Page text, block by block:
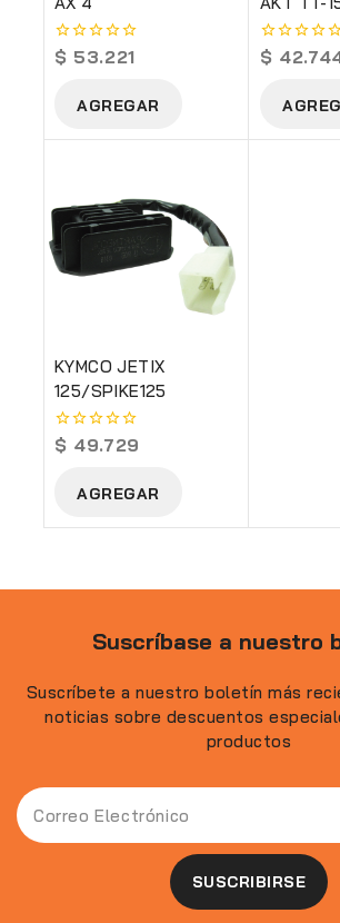
0
out
$ 53.221
AGREGAR
0
out
$
KYMCO JETIX
125/SPIKE125
0
out
$ 49.729
AGREGAR
Suscríbase a nuestro
Suscríbete a nuestro boletín más
noticias sobre descuentos
productos